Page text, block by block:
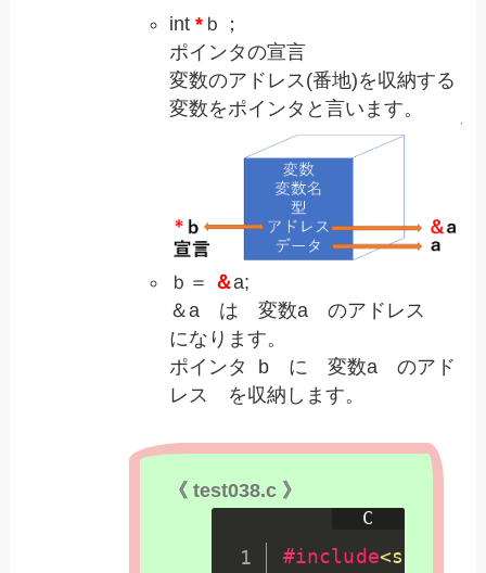
int* ｂ；
ポインタの宣言
変数のアドレス(番地)を収納する
変数をポインタと言います。
ｂ＝ ＆a;
＆a は 変数a のアドレス
になります。
ポインタ b に 変数a のアド
レス を収納します。​
《 test038.c 》
#include